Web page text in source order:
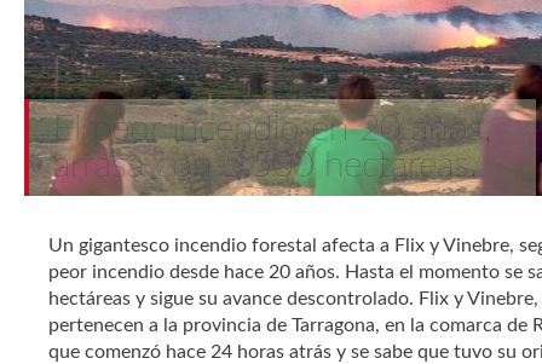
El peor incendio en 20 años,
arrasa con 5.500 hectáreas.
Un gigantesco incendio forestal afecta a Flix y Vinebre,
peor incendio desde hace 20 años. Hasta el momento se
hectáreas y sigue su avance descontrolado. Flix y
pertenecen a la provincia de Tarragona, en la comarca de
que comenzó hace 24 horas atrás y se sabe que tuvo su